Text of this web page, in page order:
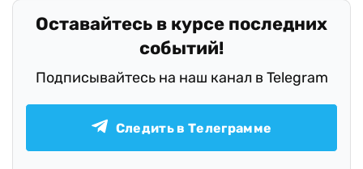
Оставайтесь в курсе последних
событий!
Подписывайтесь на наш канал в Telegram
Следить в Телеграмме